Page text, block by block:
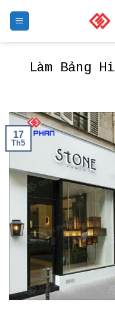
Làm Bảng
17
Th5